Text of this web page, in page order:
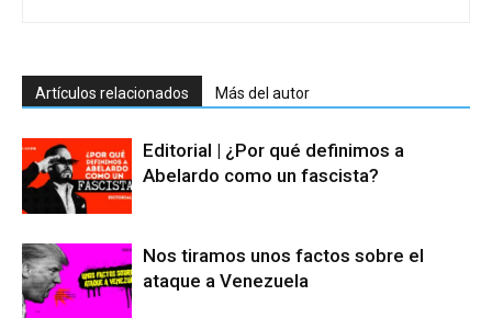
Artículos relacionados Más del autor
Editorial | ¿Por qué definimos a
Abelardo como un fascista?
Nos tiramos unos factos sobre el
ataque a Venezuela